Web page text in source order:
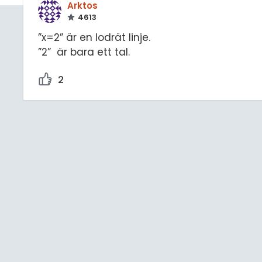
Arktos
4613
”x=2” är en lodrät linje.
”2” är bara ett tal.
2